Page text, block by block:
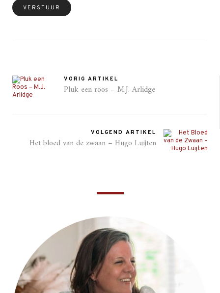
VORIG ARTIKEL
Pluk een roos – M.J. Arlidge
VOLGEND ARTIKEL
Het bloed van de zwaan – Hugo Luijten